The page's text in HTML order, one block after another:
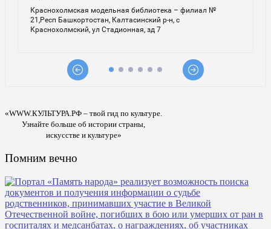
«WWW.КУЛЬТУРА.РФ – твой гид по культуре.
Узнайте больше об истории страны,
искусстве и культуре»
Помним вечно